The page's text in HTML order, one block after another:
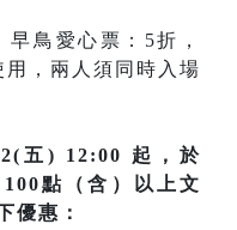
鳥愛心票：5折，
，兩人須同時入場
2(五) 12:00 起，於
點（含）以上文
優惠：